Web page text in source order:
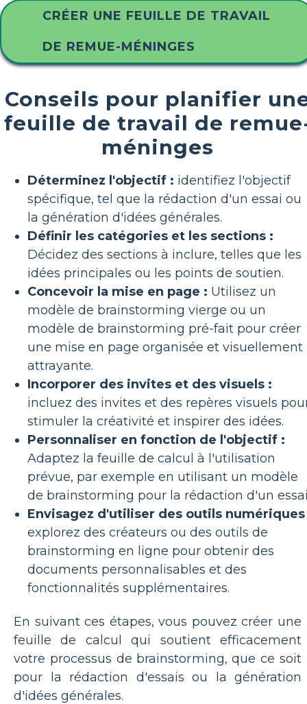
CRÉER UNE FEUILLE DE TRAVAIL
DE REMUE-MÉNINGES
Conseils pour planifier
feuille de travail de
méninges
Déterminez l'objectif : identifiez l'objectif
spécifique, tel que la rédaction d'un essai ou
la génération d'idées générales.
Définir les catégories et les sections :
Décidez des sections à inclure, telles que les
idées principales ou les points de soutien.
Concevoir la mise en page : Utilisez un
modèle de brainstorming vierge ou un
modèle de brainstorming pré-fait pour créer
une mise en page organisée et visuellement
attrayante.
Incorporer des invites et des visuels :
incluez des invites et des repères visuels
stimuler la créativité et inspirer des idées.
Personnaliser en fonction de l'objectif :
Adaptez la feuille de calcul à l'utilisation
prévue, par exemple en utilisant un modèle
de brainstorming pour la rédaction d'un
Envisagez d'utiliser des outils numériques
explorez des créateurs ou des outils de
brainstorming en ligne pour obtenir des
documents personnalisables et des
fonctionnalités supplémentaires.
En suivant ces étapes, vous pouvez créer une
feuille de calcul qui soutient efficacement
votre processus de brainstorming, que ce soit
pour la rédaction d'essais ou la génération
d'idées générales.